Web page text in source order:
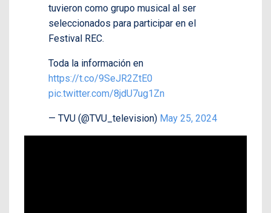
tuvieron como grupo musical al ser
seleccionados para participar en el
Festival REC.
Toda la información en
https://t.co/9SeJR2ZtE0
pic.twitter.com/8jdU7ug1Zn
— TVU (@TVU_television) May 25, 2024